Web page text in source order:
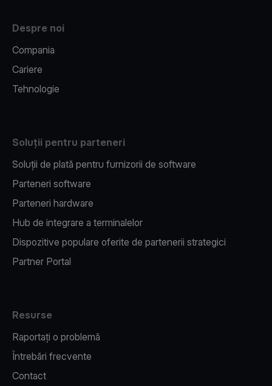
Despre noi
Compania
Cariere
Tehnologie
Soluții pentru parteneri
Soluții de plată pentru furnizorii de software
Parteneri software
Parteneri hardware
Hub de integrare a terminalelor
Dispozitive populare oferite de partenerii strategici
Partner Portal
Resurse
Raportați o problemă
Întrebări frecvente
Contact